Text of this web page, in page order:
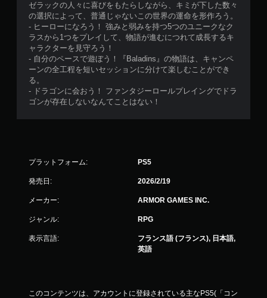
ゼラックの人々に喜びをもたらしながら、キミが下した数々
の選択によって、普通じゃないこの世界の運命を形作ろう。
- ヒーローになろう！ 強みと弱みを持つ5つのユニークなク
ラスから1つをプレイして、物語が進むにつれて成長するキ
ャラクターを見守ろう！
- 自分のペースで遊ぼう！『Baladins』の物語は、キャンペ
ーンの全工程を短いセッションに分けて楽しむことができ
る。
- ドラゴンに会おう！ ファンタジーロールプレイングでドラ
ゴンが存在しないなんてことはない！
プラットフォーム: PS5
発売日: 2026/2/19
メーカー: ARMOR GAMES INC.
ジャンル: RPG
表示言語:
フランス語 (フランス), 日本語,
英語
このコンテンツは、アカウントに登録されている主なPS5(「コン